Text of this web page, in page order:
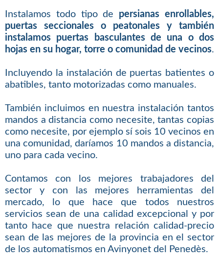
Instalamos todo tipo de persianas enrollables,
puertas seccionales o peatonales y también
instalamos puertas basculantes de una o dos
hojas en su hogar, torre o comunidad de vecinos.
Incluyendo la instalación de puertas batientes o
abatibles, tanto motorizadas como manuales.
También incluimos en nuestra instalación tantos
mandos a distancia como necesite, tantas copias
como necesite, por ejemplo sí sois 10 vecinos en
una comunidad, daríamos 10 mandos a distancia,
uno para cada vecino.
Contamos con los mejores trabajadores del
sector y con las mejores herramientas del
mercado, lo que hace que todos nuestros
servicios sean de una calidad excepcional y por
tanto hace que nuestra relación calidad-precio
sean de las mejores de la provincia en el sector
de los automatismos en Avinyonet del Penedès.